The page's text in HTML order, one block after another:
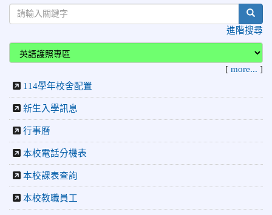
盃」跆拳道錦標賽 榮獲佳績！
2026-06-16
榮譽
賀 本校跆拳道隊參加115年第三十三屆全
國少年跆拳道錦標賽 榮獲佳績！
2026-06-10
榮譽
2026-06-09
日盃籃球賽 榮獲季軍！
2026-06-09
齡游泳錦標賽榮獲佳績！
榮譽
長盃」跆拳道錦標賽暨全國少年盃花蓮縣代表隊選拔賽 榮獲
佳績！
2026-05-03
榮譽
賀! 本校參加全縣低年級英語口說比賽-
進階搜尋
[ more... ]
114學年校舍配置
新生入學訊息
行事曆
本校電話分機表
本校課表查詢
本校教職員工